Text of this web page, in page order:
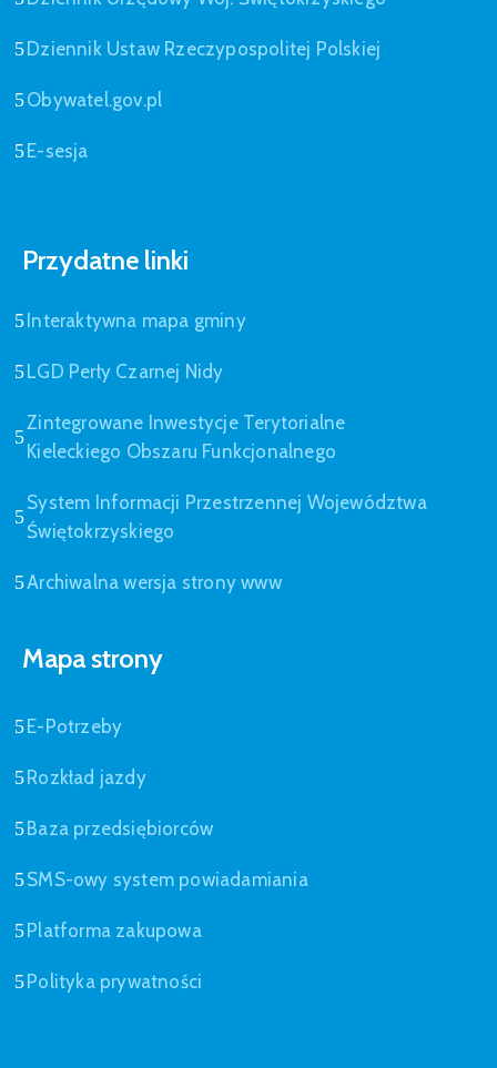
Dziennik Ustaw Rzeczypospolitej Polskiej
Obywatel.gov.pl
E-sesja
Przydatne linki
Interaktywna mapa gminy
LGD Perły Czarnej Nidy
Zintegrowane Inwestycje Terytorialne
Kieleckiego Obszaru Funkcjonalnego
System Informacji Przestrzennej Województwa
Świętokrzyskiego
Archiwalna wersja strony www
Mapa strony
E-Potrzeby
Rozkład jazdy
Baza przedsiębiorców
SMS-owy system powiadamiania
Platforma zakupowa
Polityka prywatności